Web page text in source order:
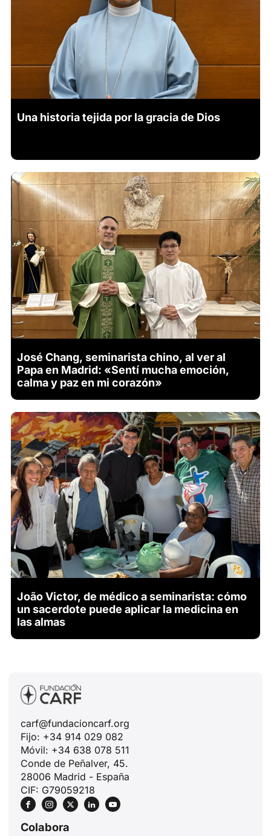
Una historia tejida por la gracia de Dios
José Chang, seminarista chino, al ver al
Papa en Madrid: «Sentí mucha emoción,
calma y paz en mi corazón»
João Victor, de médico a seminarista: cómo
un sacerdote puede aplicar la medicina en
las almas
carf@fundacioncarf.org
Fijo: +34 914 029 082
Móvil: +34 638 078 511
Conde de Peñalver, 45.
28006 Madrid - España
CIF: G79059218
Colabora